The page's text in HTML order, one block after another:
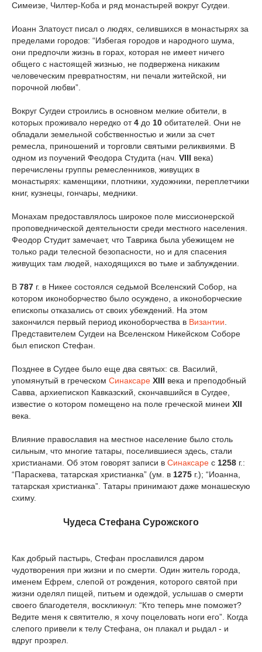
Симеизе, Чилтер-Коба и ряд монастырей вокруг Сугдеи.
Иоанн Златоуст писал о людях, селившихся в монастырях за
пределами городов: “Избегая городов и народного шума,
они предпочли жизнь в горах, которая не имеет ничего
общего с настоящей жизнью, не подвержена никаким
человеческим превратностям, ни печали житейской, ни
порочной любви”.
Вокруг Сугдеи строились в основном мелкие обители, в
которых проживало нередко от4 до 10 обитателей. Они не
обладали земельной собственностью и жили за счет
ремесла, приношений и торговли святыми реликвиями. В
одном из поучений Феодора Студита (нач. VIII века)
перечислены группы ремесленников, живущих в
монастырях: каменщики, плотники, художники, переплетчики
книг, кузнецы, гончары, медники.
Монахам предоставлялось широкое поле миссионерской
проповеднической деятельности среди местного населения.
Феодор Студит замечает, что Таврика была убежищем не
только ради телесной безопасности, но и для спасения
живущих там людей, находящихся во тьме и заблуждении.
В 787 г. в Никее состоялся седьмой Вселенский Собор, на
котором иконоборчество было осуждено, а иконоборческие
епископы отказались от своих убеждений. На этом
закончился первый период иконоборчества в Византии.
Представителем Сугдеи на Вселенском Никейском Соборе
был епископ Стефан.
Позднее в Сугдее было еще два святых: св. Василий,
упомянутый в греческом Синаксаре XIII века и преподобный
Савва, архиепископ Кавказский, скончавшийся в Сугдее,
известие о котором помещено на поле греческой минеи XII
века.
Влияние православия на местное население было столь
сильным, что многие татары, поселившиеся здесь, стали
христианами. Об этом говорят записи в Синаксаре с 1258 г.:
“Параскева, татарская христианка” (ум. в 1275 г.); “Иоанна,
татарская христианка”. Татары принимают даже монашескую
схиму.
Чудеса Стефана Сурожского
Как добрый пастырь, Стефан прославился даром
чудотворения при жизни и по смерти. Один житель города,
именем Ефрем, слепой от рождения, которого святой при
жизни оделял пищей, питьем и одеждой, услышав о смерти
своего благодетеля, воскликнул: “Кто теперь мне поможет?
Ведите меня к святителю, я хочу поцеловать ноги его”. Когда
слепого привели к телу Стефана, он плакал и рыдал - и
вдруг прозрел.